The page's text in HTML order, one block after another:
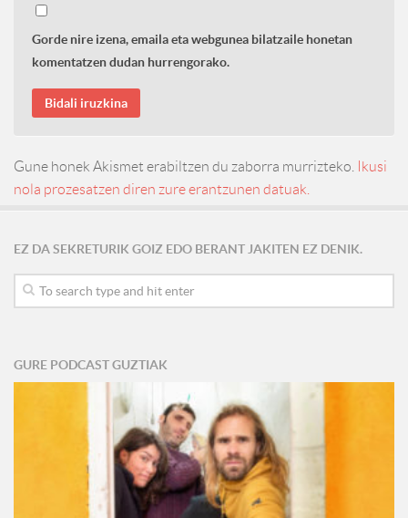
Gorde nire izena, emaila eta webgunea bilatzaile honetan
komentatzen dudan hurrengorako.
Gune honek Akismet erabiltzen du zaborra murrizteko.
Ikusi
nola prozesatzen diren zure erantzunen datuak.
EZ DA SEKRETURIK GOIZ EDO BERANT JAKITEN EZ DENIK.
GURE PODCAST GUZTIAK